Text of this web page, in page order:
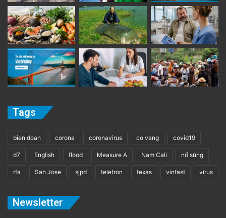
Tags
bien doan corona coronavirus co vang covid19
d7 English flood Measure A Nam Cali nổ súng
rfa San Jose sjpd teletron texas vinfast virus
Newsletter